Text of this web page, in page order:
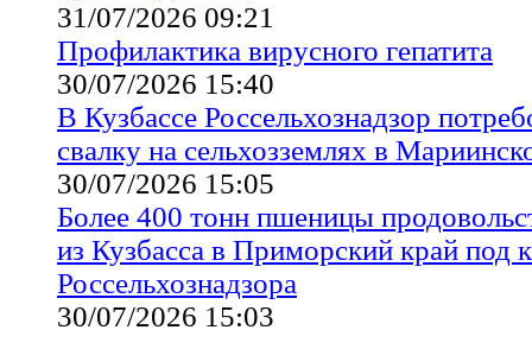
31/07/2026 09:21
Профилактика вирусного гепатита
30/07/2026 15:40
В Кузбассе Россельхознадзор
свалку на сельхозземлях в
30/07/2026 15:05
Более 400 тонн пшеницы
из Кузбасса в Приморский край под
Россельхознадзора
30/07/2026 15:03